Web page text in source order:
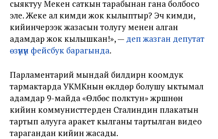
сыяктуу Мекен саткын тарабынан гана болбосо
эле. Жеке ал кимди жок кылыптыр? Эч кимди,
кийинчерээк жазасын толугу менен алган
адамдар жок кылышкан!», — деп жазган депутат
өзүнүн фейсбук барагында.
Парламентарий мындай билдирүүнү коомдук
тармактарда УКМКнын өкүлдөрү болушу ыктымал
адамдар 9-майда «Өлбөс полктун» жүрүшүнөн
кийин коммунисттерден Сталиндин плакатын
тартып алууга аракет кылганы тартылган видео
тарагандан кийин жасады.